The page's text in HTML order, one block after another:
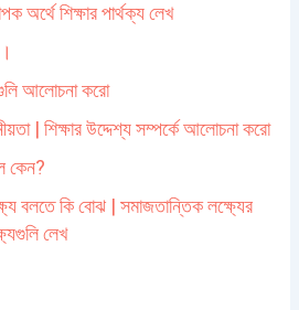
অর্থে শিক্ষার পার্থক্য লেখ
আলোচনা করো
| শিক্ষার উদ্দেশ্য সম্পর্কে আলোচনা করো
কেন?
বলতে কি বোঝ | সমাজতান্তিক লক্ষ্যের
লেখ